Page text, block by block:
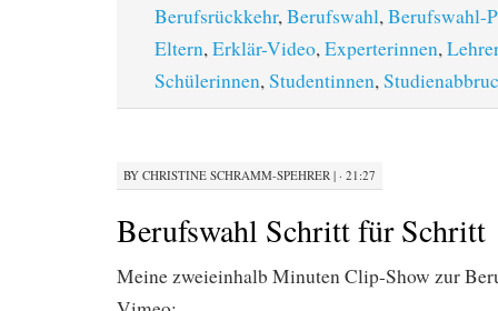
Berufsrückkehr,Berufswahl,Berufswahl-
Eltern,Erklär-Video,Experterinnen,Lehrer
Schülerinnen,Studentinnen,
BY CHRISTINE SCHRAMM-SPEHRER | · 21:27
Berufswahl Schritt für Schritt
Meine zweieinhalb Minuten Clip-Show zur